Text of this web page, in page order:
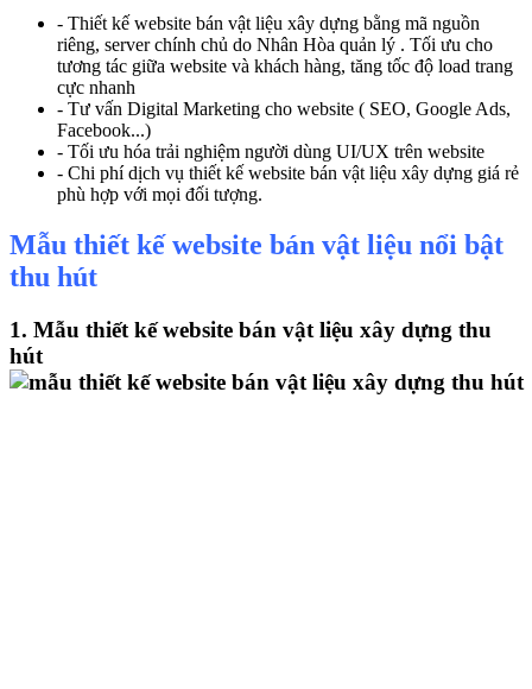
- Thiết kế website bán vật liệu xây dựng bằng mã nguồn
riêng, server chính chủ do Nhân Hòa quản lý . Tối ưu cho
tương tác giữa website và khách hàng, tăng tốc độ load trang
cực nhanh
- Tư vấn Digital Marketing cho website ( SEO, Google Ads,
Facebook...)
- Tối ưu hóa trải nghiệm người dùng UI/UX trên website
- Chi phí dịch vụ thiết kế website bán vật liệu xây dựng giá rẻ
phù hợp với mọi đối tượng.
Mẫu thiết kế website bán vật liệu nổi bật
thu hút
1. Mẫu thiết kế website bán vật liệu xây dựng thu
hút